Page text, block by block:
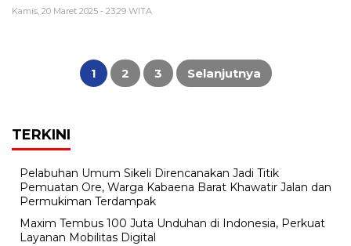
Kamis, 20 Maret 2025 - 23:29 WITA
Paginasi
1 2 3 Selanjutnya
TERKINI
Pelabuhan Umum Sikeli Direncanakan Jadi Titik
Pemuatan Ore, Warga Kabaena Barat Khawatir Jalan dan
Permukiman Terdampak
Maxim Tembus 100 Juta Unduhan di Indonesia, Perkuat
Layanan Mobilitas Digital